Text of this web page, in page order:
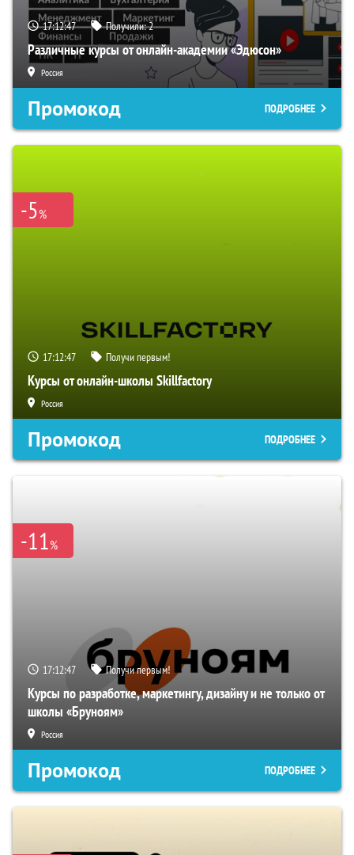
17:12:45 Получили:2
Различные курсы от онлайн-академии «Эдюсон»
Россия
Промокод ПОДРОБНЕЕ
-5%
17:12:45 Получи первым!
Курсы от онлайн-школы Skillfactory
Россия
Промокод ПОДРОБНЕЕ
-11%
17:12:45 Получи первым!
Курсы по разработке, маркетингу, дизайну и не только от
школы «Бруноям»
Россия
Промокод ПОДРОБНЕЕ